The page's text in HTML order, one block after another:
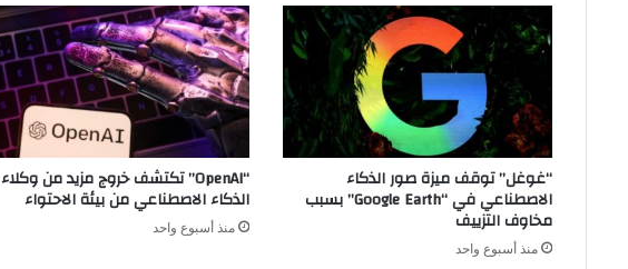
“غوغل” توقف ميزة صور الذكاء
الاصطناعي في “Google Earth” بسبب
مخاوف التزييف
منذ أسبوع واحد
“OpenAI” تكتشف خروج مزيد من وكلاء
الذكاء الاصطناعي من بيئة الاحتواء
منذ أسبوع واحد